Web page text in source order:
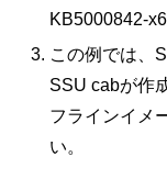
KB5000842-
この例では、
SSU cabが作
フラインイメ
い。